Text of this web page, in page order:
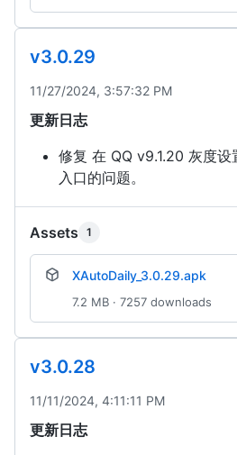
v3.0.29
11/27/2024, 3:57:32 PM
更新日志
修复 在 QQ v9.1.20 灰度
入口的问题。
Assets 1
XAutoDaily_3.0.29.apk
7.2 MB · 7257 downloads
v3.0.28
11/11/2024, 4:11:11 PM
更新日志